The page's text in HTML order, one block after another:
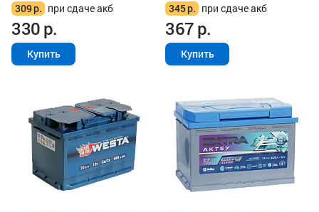
309р. при сдаче акб
330р.
Купить
345р. при сдаче акб
367р.
Купить